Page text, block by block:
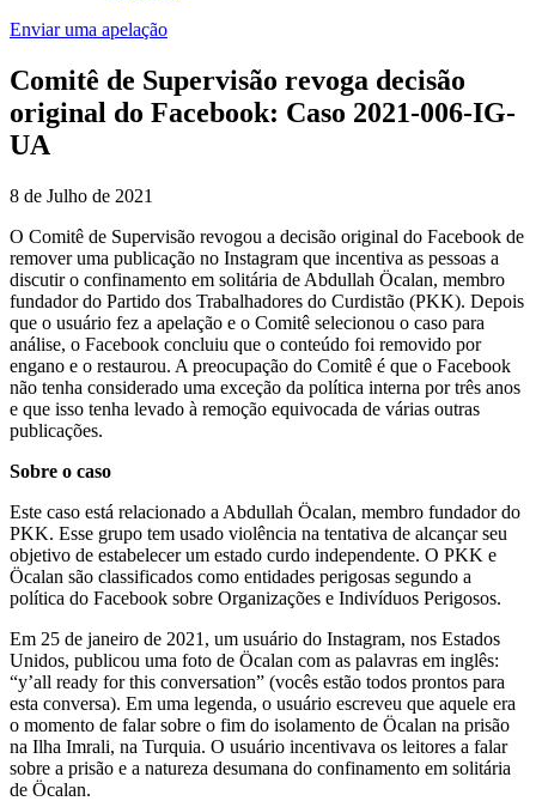
Enviar uma apelação
Comitê de Supervisão revoga decisão
original do Facebook: Caso 2021-006-IG-
UA
8 de Julho de 2021
O Comitê de Supervisão revogou a decisão original do Facebook de
remover uma publicação no Instagram que incentiva as pessoas a
discutir o confinamento em solitária de Abdullah Öcalan, membro
fundador do Partido dos Trabalhadores do Curdistão (PKK). Depois
que o usuário fez a apelação e o Comitê selecionou o caso para
análise, o Facebook concluiu que o conteúdo foi removido por
engano e o restaurou. A preocupação do Comitê é que o Facebook
não tenha considerado uma exceção da política interna por três anos
e que isso tenha levado à remoção equivocada de várias outras
publicações.
Sobre o caso
Este caso está relacionado a Abdullah Öcalan, membro fundador do
PKK. Esse grupo tem usado violência na tentativa de alcançar seu
objetivo de estabelecer um estado curdo independente. O PKK e
Öcalan são classificados como entidades perigosas segundo a
política do Facebook sobre Organizações e Indivíduos Perigosos.
Em 25 de janeiro de 2021, um usuário do Instagram, nos Estados
Unidos, publicou uma foto de Öcalan com as palavras em inglês:
“y’all ready for this conversation” (vocês estão todos prontos para
esta conversa). Em uma legenda, o usuário escreveu que aquele era
o momento de falar sobre o fim do isolamento de Öcalan na prisão
na Ilha Imrali, na Turquia. O usuário incentivava os leitores a falar
sobre a prisão e a natureza desumana do confinamento em solitária
de Öcalan.